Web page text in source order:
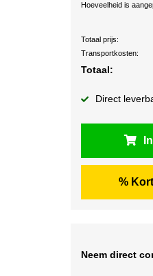
Hoeveelheid is
Totaal prijs:
Transportkosten:
Totaal:
Direct
%
Neem direct